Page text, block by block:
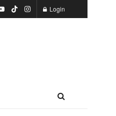
Login